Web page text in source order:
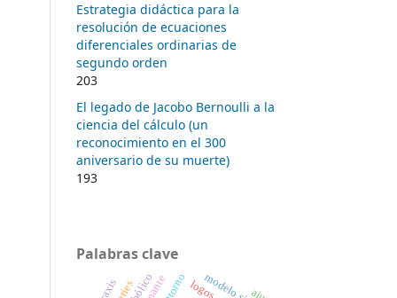
Estrategia didáctica para la
resolución de ecuaciones
diferenciales ordinarias de
segundo orden
203
El legado de Jacobo Bernoulli a la
ciencia del cálculo (un
reconocimiento en el 300
aniversario de su muerte)
193
Palabras clave
logos